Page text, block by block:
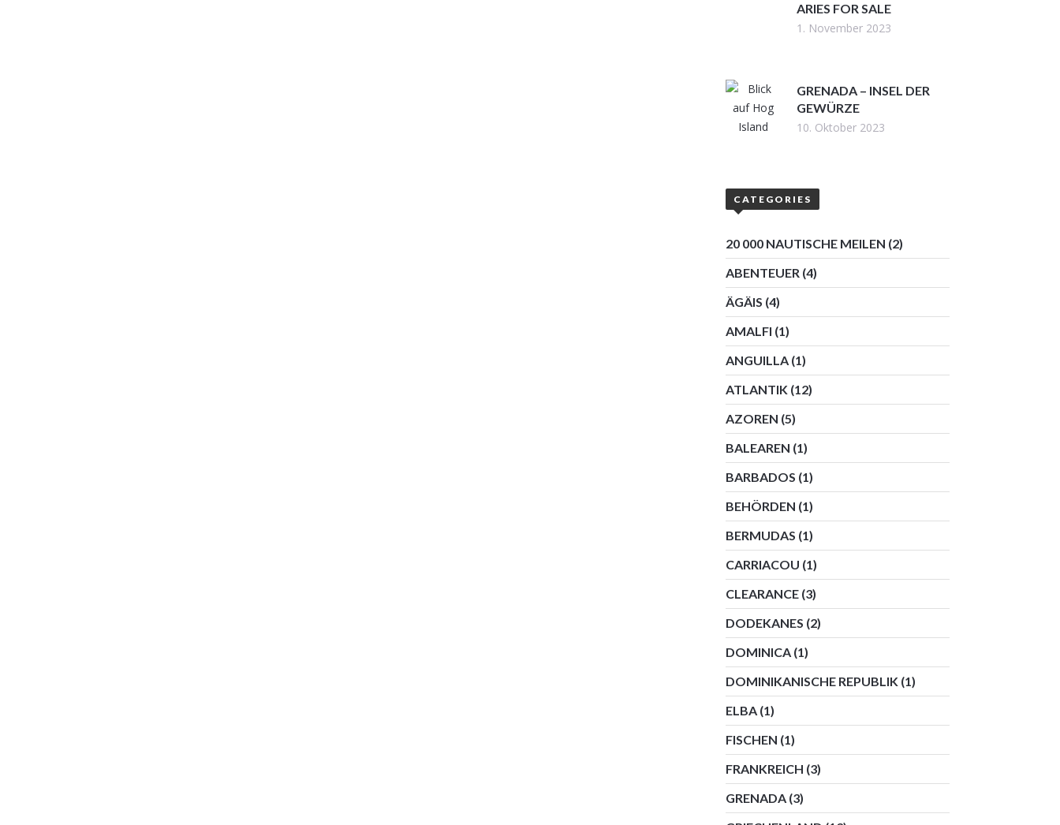
ARIES FOR SALE
1. November 2023
GRENADA – INSEL DER
GEWÜRZE
10. Oktober 2023
CATEGORIES
20 000 NAUTISCHE MEILEN (2)
ABENTEUER (4)
ÄGÄIS (4)
AMALFI (1)
ANGUILLA (1)
ATLANTIK (12)
AZOREN (5)
BALEAREN (1)
BARBADOS (1)
BEHÖRDEN (1)
BERMUDAS (1)
CARRIACOU (1)
CLEARANCE (3)
DODEKANES (2)
DOMINICA (1)
DOMINIKANISCHE REPUBLIK (1)
ELBA (1)
FISCHEN (1)
FRANKREICH (3)
GRENADA (3)